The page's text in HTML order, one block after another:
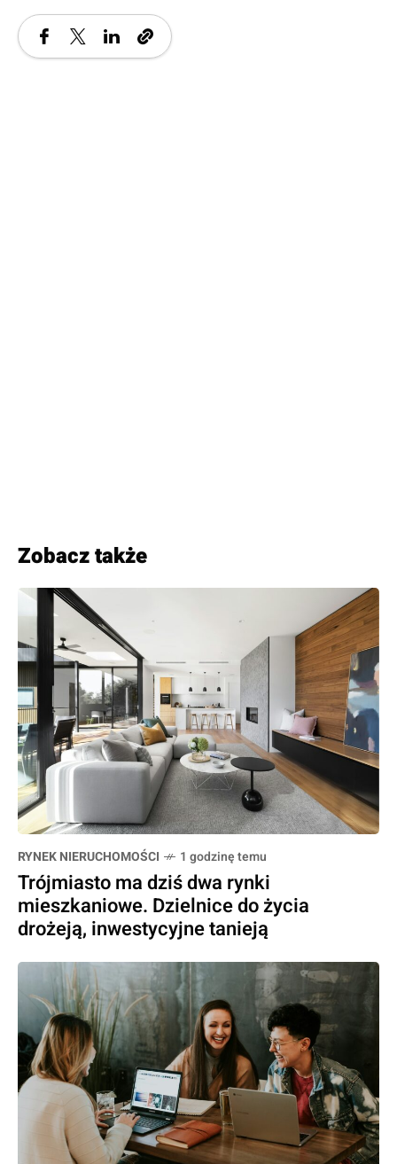
Zobacz także
RYNEK NIERUCHOMOŚCI 1 godzinę temu
Trójmiasto ma dziś dwa rynki
mieszkaniowe. Dzielnice do życia
drożeją, inwestycyjne tanieją